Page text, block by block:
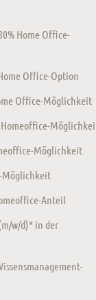
Home Office-
Office-Option
Office-Möglichkeit
Homeoffice-
Möglichkeit
Möglichkeit
Anteil
w/d)* in der